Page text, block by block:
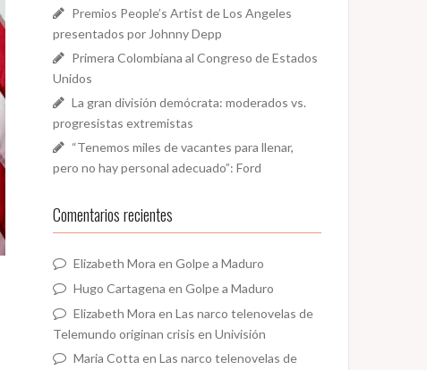
Premios People’s Artist de Los Angeles
presentados por Johnny Depp
Primera Colombiana al Congreso de Estados
Unidos
La gran división demócrata: moderados vs.
progresistas extremistas
“Tenemos miles de vacantes para llenar,
pero no hay personal adecuado”: Ford
Comentarios recientes
Elizabeth Mora en Golpe a Maduro
Hugo Cartagena en Golpe a Maduro
Elizabeth Mora en Las narco telenovelas de
Telemundo originan crisis en Univisión
Maria Cotta en Las narco telenovelas de